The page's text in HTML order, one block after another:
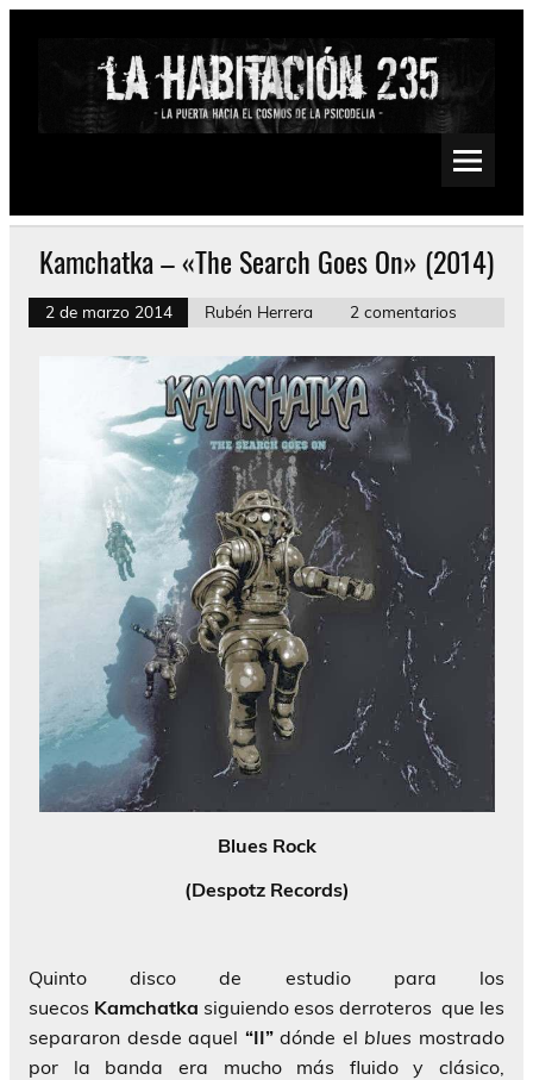
Saltar
Psychedelic, Stoner, Doom, Sludge, Fuzz, Space, Drone
Kamchatka – «The Search Goes On» (2014)
2 de marzo 2014 Rubén Herrera 2 comentarios
Blues Rock
(Despotz Records)
Quinto disco de estudio para los
suecos Kamchatka siguiendo esos derroteros que les
separaron desde aquel “II”dónde el blues mostrado
por la banda era mucho más fluido y clásico,